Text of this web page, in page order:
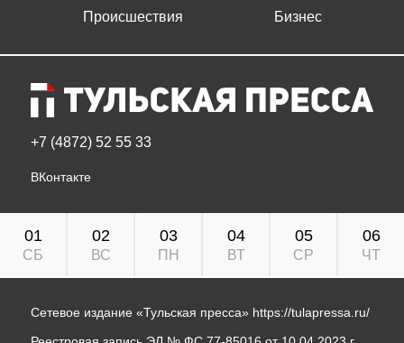
Происшествия
Бизнес
+7 (4872) 52 55 33
ВКонтакте
01
СБ
02
ВС
03
ПН
04
ВТ
05
СР
06
ЧТ
Сетевое издание «Тульская пресса» https://tulapressa.ru/